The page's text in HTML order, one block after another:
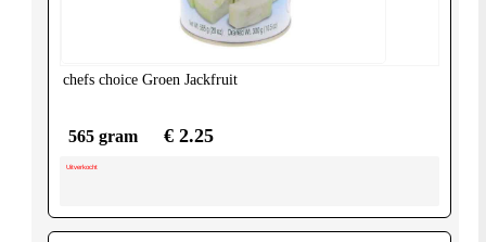
chefs choice Groen Jackfruit
565 gram € 2.25
Uitverkocht